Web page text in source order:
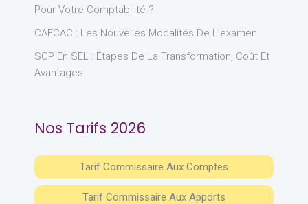
Pour Votre Comptabilité ?
CAFCAC : Les Nouvelles Modalités De L’examen
SCP En SEL : Étapes De La Transformation, Coût Et
Avantages
Nos Tarifs 2026
Tarif Commissaire Aux Comptes
Tarif Commissaire Aux Apports